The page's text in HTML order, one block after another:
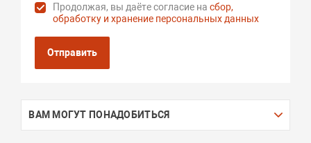
Продолжая, вы даёте согласие насбор,
обработку и хранение персональных данных
Отправить
ВАМ МОГУТ ПОНАДОБИТЬСЯ